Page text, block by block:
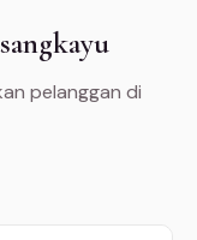
pelanggan di